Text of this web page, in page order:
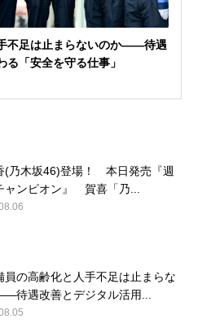
不足は止まらないのか――待遇
「安全を守る仕事」
(乃木坂46)登場！ 本日発売『週
ャンピオン』 賀喜「乃...
員の高齢化と人手不足は止まらな
待遇改善とデジタル活用...